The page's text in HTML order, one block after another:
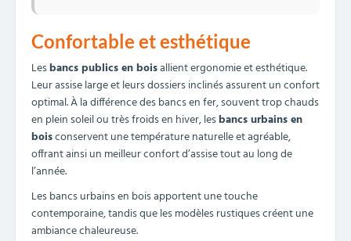
Confortable et esthétique
Lesbancs publics en boisallient ergonomie et esthétique.
Leur assise large et leurs dossiers inclinés assurent un confort
optimal. À la différence des bancs en fer, souvent trop chauds
en plein soleil ou très froids en hiver, lesbancs urbains en
boisconservent une température naturelle et agréable,
offrant ainsi un meilleur confort d’assise tout au long de
l’année.
Les bancs urbains en bois apportent une touche
contemporaine, tandis que les modèles rustiques créent une
ambiance chaleureuse.